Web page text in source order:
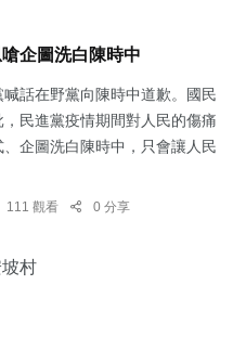
企圖洗白陳時中
喊話在野黨向陳時中道歉。國民
民進黨疫情期間對人民的傷痛
企圖洗白陳時中，只會讓人民
111 觀看 0 分享